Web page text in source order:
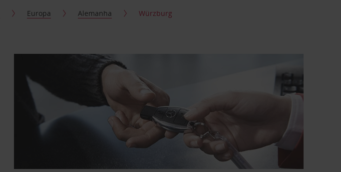
Europa Alemanha Würzburg